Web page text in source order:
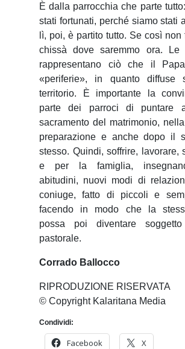
È dalla parrocchia che parte
stati fortunati, perché siamo stati
lì, poi, è partito tutto. Se così non
chissà dove saremmo ora. Le
rappresentano ciò che il
«periferie», in quanto diffuse
territorio. È importante la
parte dei parroci di puntare
sacramento del matrimonio,
preparazione e anche dopo il
stesso. Quindi, soffrire, lavorare,
e per la famiglia,
abitudini, nuovi modi di
coniuge, fatto di piccoli e
facendo in modo che la
possa poi diventare
pastorale.
Corrado Ballocco
RIPRODUZIONE RISERVATA
© Copyright Kalaritana Media
Condividi:
Facebook X